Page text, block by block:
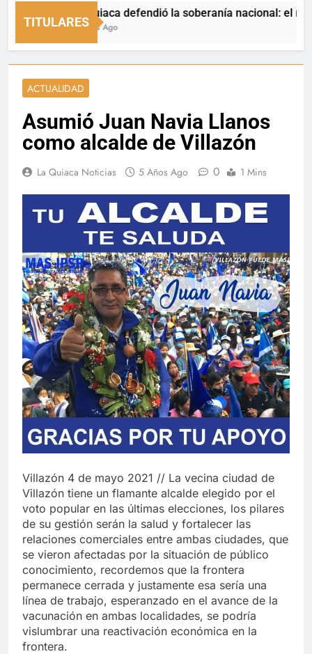
TITULARES
La Quiaca defendió la soberanía nacional: el
6 Horas Ago
ACTUALIDAD
Asumió Juan Navia Llanos
como alcalde de Villazón
La Quiaca Noticias 5 Años Ago 0 1 Mins
Villazón 4 de mayo 2021 // La vecina ciudad de
Villazón tiene un flamante alcalde elegido por el
voto popular en las últimas elecciones, los pilares
de su gestión serán la salud y fortalecer las
relaciones comerciales entre ambas ciudades, que
se vieron afectadas por la situación de público
conocimiento, recordemos que la frontera
permanece cerrada y justamente esa sería una
línea de trabajo, esperanzado en el avance de la
vacunación en ambas localidades, se podría
vislumbrar una reactivación económica en la
frontera.